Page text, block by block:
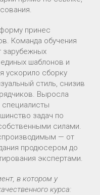
принес
Команда обучения
зарубежных
шаблонов и
ускорило сборку
стиль, снизив
Выросла
специалисты
задач по
силами.
— от
продюсером до
экспертами.
в котором у
курса: